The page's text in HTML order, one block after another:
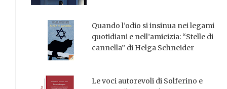
Quando l’odio si insinua nei legami
quotidiani e nell’amicizia: “Stelle di
cannella” di Helga Schneider
Le voci autorevoli di Solferino e